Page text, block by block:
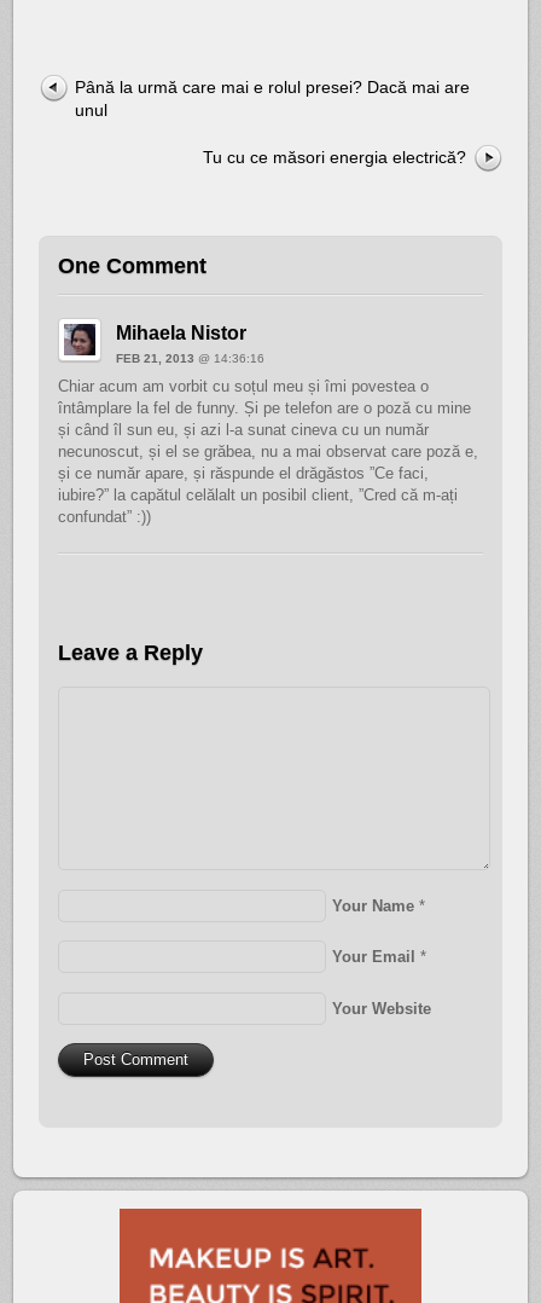
Până la urmă care mai e rolul presei? Dacă mai are
unul
Tu cu ce măsori energia electrică?
One Comment
Mihaela Nistor
FEB 21, 2013 @ 14:36:16
Chiar acum am vorbit cu soțul meu și îmi povestea o
întâmplare la fel de funny. Și pe telefon are o poză cu mine
și când îl sun eu, și azi l-a sunat cineva cu un număr
necunoscut, și el se grăbea, nu a mai observat care poză e,
și ce număr apare, și răspunde el drăgăstos ”Ce faci,
iubire?” la capătul celălalt un posibil client, ”Cred că m-ați
confundat” :))
Leave a Reply
Your Name *
Your Email *
Your Website